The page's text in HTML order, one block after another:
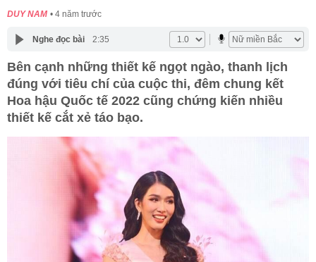
DUY NAM 4 năm trước
Nghe đọc bài 2:35
Bên cạnh những thiết kế ngọt ngào, thanh lịch
đúng với tiêu chí của cuộc thi, đêm chung kết
Hoa hậu Quốc tế 2022 cũng chứng kiến nhiều
thiết kế cắt xẻ táo bạo.